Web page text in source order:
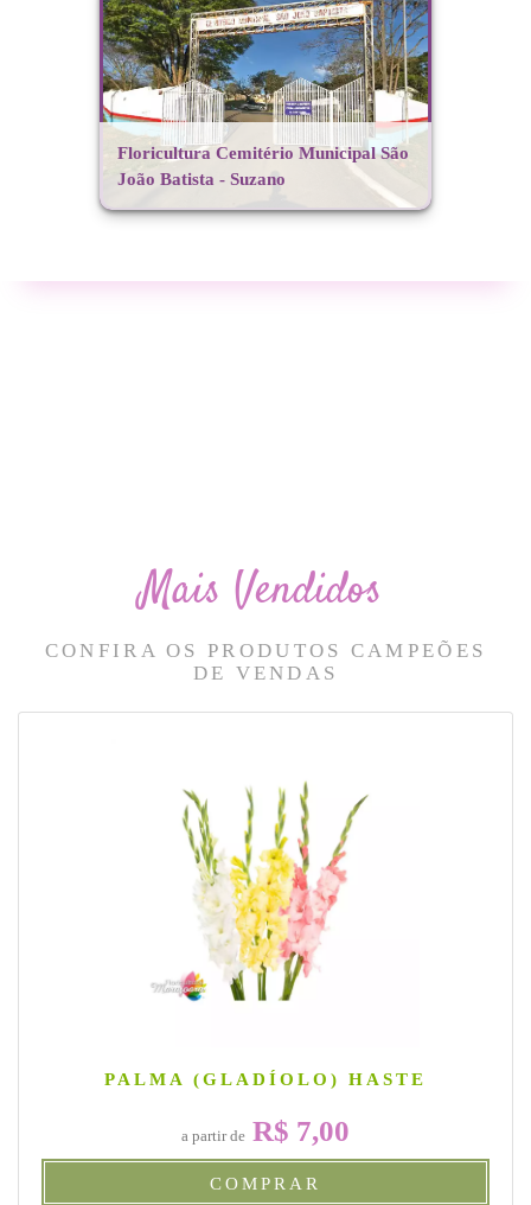
Floricultura Cemitério Municipal São
João Batista - Suzano
Mais Vendidos
CONFIRA OS PRODUTOS CAMPEÕES
DE VENDAS
PALMA (GLADÍOLO) HASTE
a partir de R$ 7,00
COMPRAR